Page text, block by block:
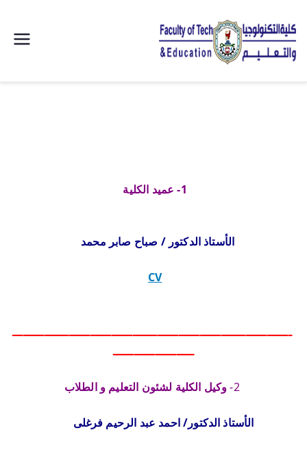
التكنولوجيا
جامعة
سوهاج |
1- عميد الكلية
الأستاذ الدكتور / صباح صابر محمد
CV
ـــــــــــــــــــــــــــــــــــــــــــــــــــــــــــــــــــــــــــــــ
ـــــــــــــــــــــــ
2- وكيل الكلية لشئون التعليم و الطلاب
الأستاذ الدكتور/ احمد عبد الرحيم فرغلى